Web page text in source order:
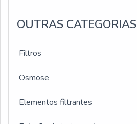
OUTRAS CATEGORIAS
Filtros
Osmose
Elementos filtrantes